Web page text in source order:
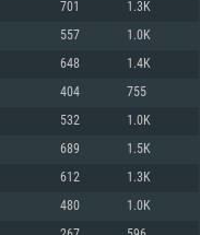
77XX / NVIDIA
지원하지 않습니다)
(Mac), 혹은 이와 비슷한 성
도: 720p
라이버를 지원하는 NVIDIA
최신 그래픽 드라이버를 지
701 1.3K
557 1.0K
648 1.4K
404 755
532 1.0K
689 1.5K
612 1.3K
480 1.0K